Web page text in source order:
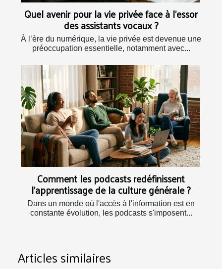
Quel avenir pour la vie privée face à l’essor
des assistants vocaux ?
À l’ère du numérique, la vie privée est devenue une
préoccupation essentielle, notamment avec...
Comment les podcasts redéfinissent
l'apprentissage de la culture générale ?
Dans un monde où l'accès à l'information est en
constante évolution, les podcasts s'imposent...
Articles similaires